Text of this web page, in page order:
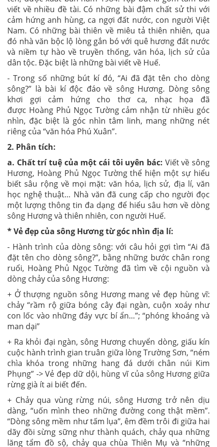
viết về nhiều đề tài. Có những bài đậm chất sử thi với
cảm hứng anh hùng, ca ngợi đất nước, con người Việt
Nam. Có những bài thiên về miêu tả thiên nhiên, qua
đó nhà văn bộc lộ lòng gắn bó với quê hương đất nước
và niềm tự hào về truyền thống, văn hóa, lịch sử của
dân tộc. Đặc biệt là những bài viết về Huế.
- Trong số những bút kí đó, “Ai đã đặt tên cho dòng
sông?” là bài kí độc đáo về sông Hương. Dòng sông
khơi gợi cảm hứng cho thơ ca, nhạc họa đã
được Hoàng Phủ Ngọc Tường cảm nhận từ nhiều góc
nhìn, đặc biệt là góc nhìn tâm linh, mang những nét
riêng của “văn hóa Phú Xuân”.
2. Phân tích:
a. Chất trí tuệ của một cái tôi uyên bác: Viết về sông
Hương, Hoàng Phủ Ngọc Tường thể hiện một sự hiểu
biết sâu rộng về mọi mặt: văn hóa, lịch sử, địa lí, văn
học nghệ thuật… Nhà văn đã cung cấp cho người đọc
một lượng thông tin đa dạng để hiểu sâu hơn về dòng
sông Hương và thiên nhiên, con người Huế.
* Vẻ đẹp của sông Hương từ góc nhìn địa lí:
- Hành trình của dòng sông: với câu hỏi gợi tìm “Ai đã
đặt tên cho dòng sông?”, bằng những bước chân rong
ruổi, Hoàng Phủ Ngọc Tường đã tìm về cội nguồn và
dòng chảy của sông Hương:
+ Ở thượng nguồn sông Hương mang vẻ đẹp hùng vĩ:
chảy “rầm rộ giữa bóng cây đại ngàn, cuộn xoáy như
con lốc vào những đáy vực bí ẩn…”; “phóng khoáng và
man dại”
+ Ra khỏi đại ngàn, sông Hương chuyển dòng, giấu kín
cuộc hành trình gian truân giữa lòng Trường Sơn, “ném
chìa khóa trong những hang đá dưới chân núi Kim
Phụng” -> Vẻ đẹp dữ dội, hùng vĩ của sông Hương giữa
rừng già ít ai biết đến.
+ Chảy qua vùng rừng núi, sông Hương trở nên dịu
dàng, “uốn mình theo những đường cong thật mềm”.
“Dòng sông mềm như tấm lụa”, êm đềm trôi đi giữa hai
dãy đồi sừng sững như thành quách, chảy qua những
lăng tẩm đồ sộ, chảy qua chùa Thiên Mụ và “những